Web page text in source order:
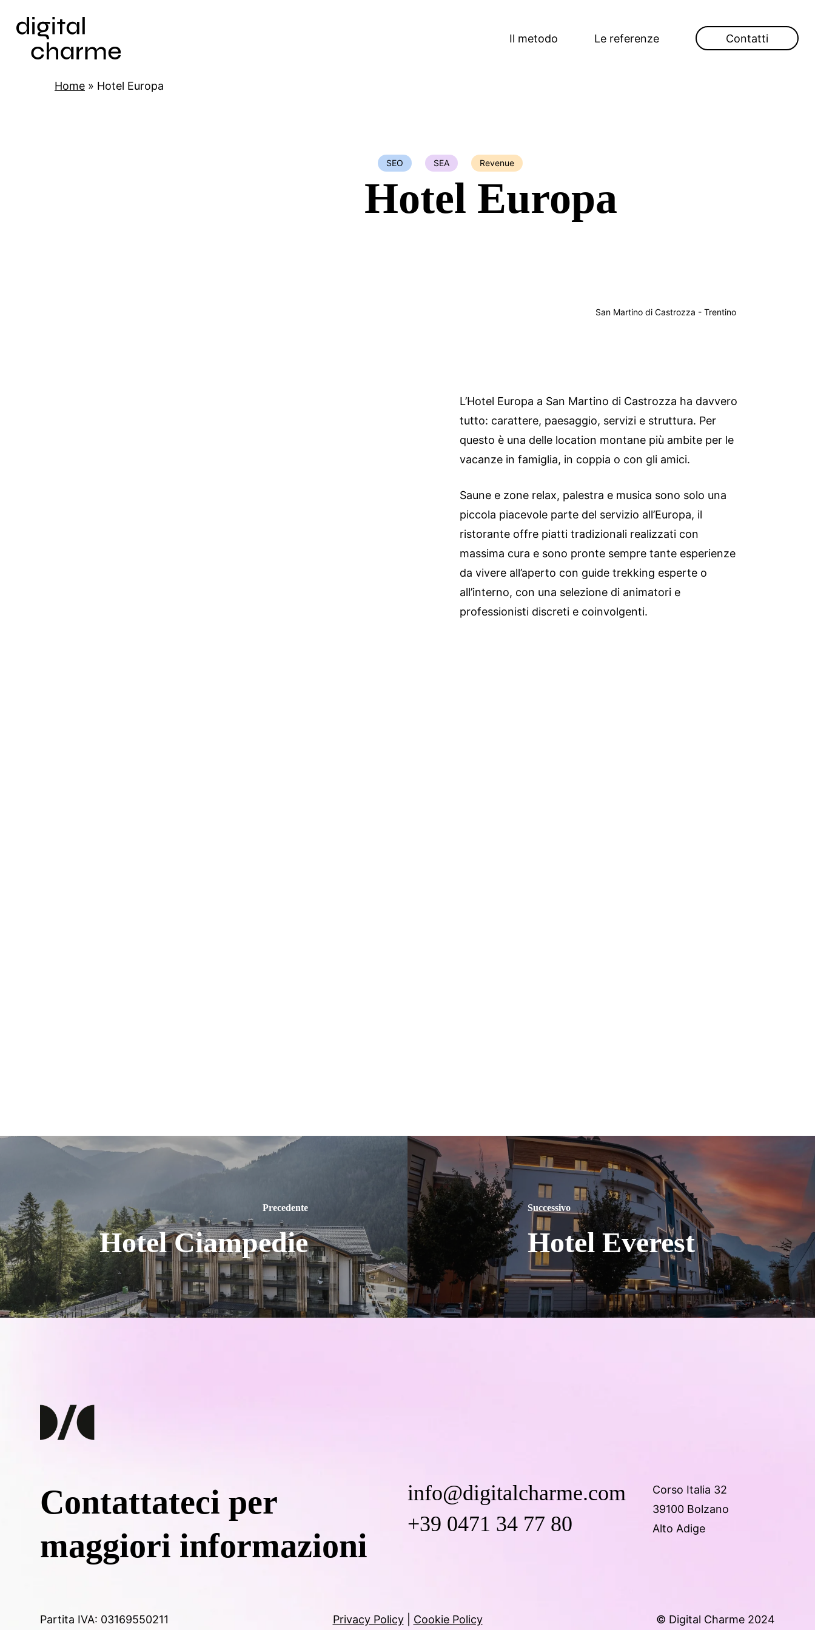
Il metodo Le referenze Contatti
Home » Hotel Europa
SEO SEA Revenue
Hotel Europa
San Martino di Castrozza - Trentino
L’Hotel Europa a San Martino di Castrozza ha davvero
tutto: carattere, paesaggio, servizi e struttura. Per
questo è una delle location montane più ambite per le
vacanze in famiglia, in coppia o con gli amici.
Saune e zone relax, palestra e musica sono solo una
piccola piacevole parte del servizio all’Europa, il
ristorante offre piatti tradizionali realizzati con
massima cura e sono pronte sempre tante esperienze
da vivere all’aperto con guide trekking esperte o
all’interno, con una selezione di animatori e
professionisti discreti e coinvolgenti.
Precedente
Hotel Ciampedie
Successivo
Hotel Everest
Contattateci per
maggiori informazioni
info@digitalcharme.com
+39 0471 34 77 80
Corso Italia 32
39100 Bolzano
Alto Adige
Partita IVA: 03169550211 Privacy Policy| Cookie Policy © Digital Charme 2024